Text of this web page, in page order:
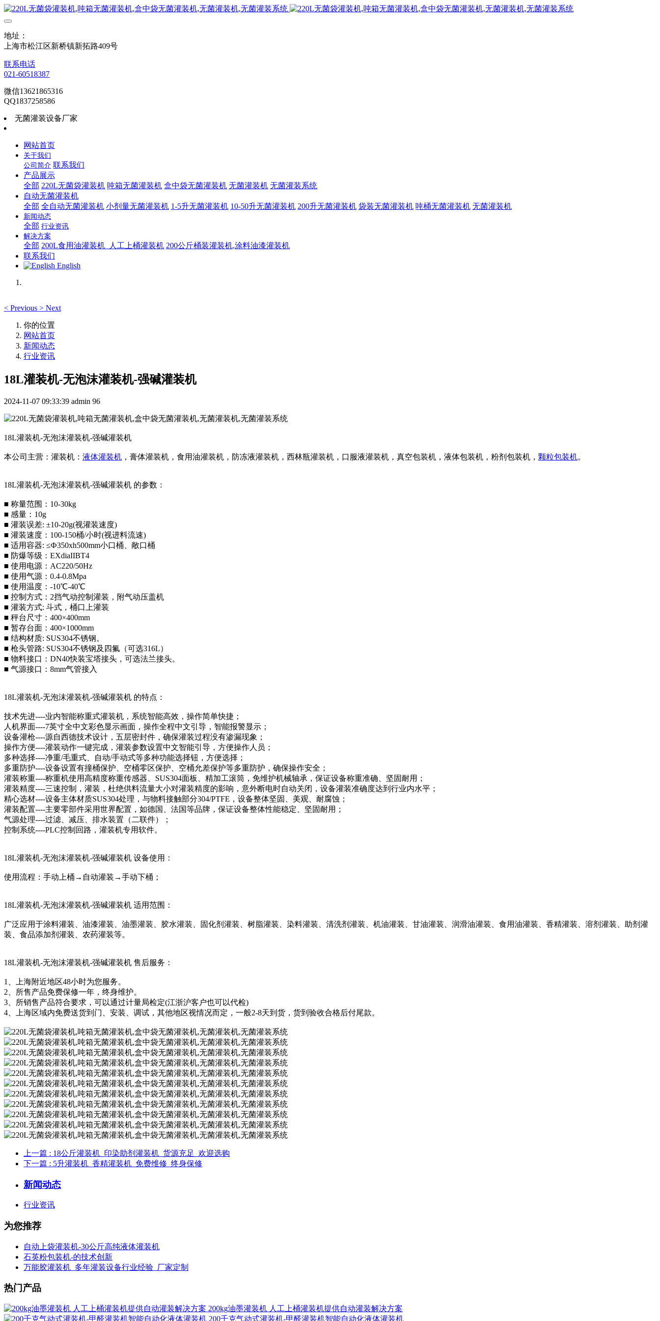
地址：
上海市松江区新桥镇新拓路409号
联系电话
021-60518387
微信13621865316
QQ1837258586
无菌灌装设备厂家
网站首页
关于我们
公司简介 联系我们
产品展示
全部 220L无菌袋灌装机 吨箱无菌灌装机 盒中袋无菌灌装机 无菌灌装机 无菌灌装系统
自动无菌灌装机
全部 全自动无菌灌装机 小剂量无菌灌装机 1-5升无菌灌装机 10-50升无菌灌装机 200升无菌灌装机 袋装无菌灌装机 吨桶无菌灌装机 无菌灌装机
新闻动态
全部 行业资讯
解决方案
全部 200L食用油灌装机_人工上桶灌装机 200公斤桶装灌装机,涂料油漆灌装机
联系我们
English
< Previous > Next
你的位置
网站首页
新闻动态
行业资讯
18L灌装机-无泡沫灌装机-强碱灌装机
2024-11-07 09:33:39 admin 96
18L灌装机-无泡沫灌装机-强碱灌装机
本公司主营：灌装机： 液体灌装机 ，膏体灌装机，食用油灌装机，防冻液灌装机，西林瓶灌装机，口服液灌装机，真空包装机，液体包装机，粉剂包装机， 颗粒包装机。
18L灌装机-无泡沫灌装机-强碱灌装机 的参数：
■ 称量范围：10-30kg
■ 感量：10g
■ 灌装误差: ±10-20g(视灌装速度)
■ 灌装速度：100-150桶/小时(视进料流速)
■ 适用容器: ≤Ф350xh500mm小口桶、敞口桶
■ 防爆等级：EXdiaIIBT4
■ 使用电源：AC220/50Hz
■ 使用气源：0.4-0.8Mpa
■ 使用温度：-10℃-40℃
■ 控制方式：2挡气动控制灌装，附气动压盖机
■ 灌装方式: 斗式，桶口上灌装
■ 秤台尺寸：400×400mm
■ 暂存台面：400×1000mm
■ 结构材质: SUS304不锈钢。
■ 枪头管路: SUS304不锈钢及四氟（可选316L）
■ 物料接口：DN40快装宝塔接头，可选法兰接头。
■ 气源接口：8mm气管接入
18L灌装机-无泡沫灌装机-强碱灌装机 的特点：
技术先进----业内智能称重式灌装机，系统智能高效，操作简单快捷；
人机界面----7英寸全中文彩色显示画面，操作全程中文引导，智能报警显示；
设备灌枪----源自西德技术设计，五层密封件，确保灌装过程没有渗漏现象；
操作方便----灌装动作一键完成，灌装参数设置中文智能引导，方便操作人员；
多种选择----净重/毛重式、自动/手动式等多种功能选择钮，方便选择；
多重防护----设备设置有撞桶保护、空桶零区保护、空桶允差保护等多重防护，确保操作安全；
灌装称重----称重机使用高精度称重传感器、SUS304面板、精加工滚筒，免维护机械轴承，保证设备称重准确、坚固耐用；
灌装精度----三速控制，灌装，杜绝供料流量大小对灌装精度的影响，意外断电时自动关闭，设备灌装准确度达到行业内水平；
精心选材----设备主体材质SUS304处理，与物料接触部分304/PTFE，设备整体坚固、美观、耐腐蚀；
灌装配置----主要零部件采用世界配置，如德国、法国等品牌，保证设备整体性能稳定、坚固耐用；
气源处理----过滤、减压、排水装置（二联件）；
控制系统----PLC控制回路，灌装机专用软件。
18L灌装机-无泡沫灌装机-强碱灌装机 设备使用：
使用流程：手动上桶→自动灌装→手动下桶；
18L灌装机-无泡沫灌装机-强碱灌装机 适用范围：
广泛应用于涂料灌装、油漆灌装、油墨灌装、胶水灌装、固化剂灌装、树脂灌装、染料灌装、清洗剂灌装、机油灌装、甘油灌装、润滑油灌装、食用油灌装、香精灌装、溶剂灌装、助剂灌
装、食品添加剂灌装、农药灌装等。
18L灌装机-无泡沫灌装机-强碱灌装机 售后服务：
1、上海附近地区48小时为您服务。
2、所售产品免费保修一年，终身维护。
3、所销售产品符合要求，可以通过计量局检定(江浙沪客户也可以代检)
4、上海区域内免费送货到门、安装、调试，其他地区视情况而定，一般2-8天到货，货到验收合格后付尾款。
上一篇 : 18公斤灌装机_印染助剂灌装机_货源充足_欢迎选购
下一篇 : 5升灌装机_香精灌装机_免费维修_终身保修
新闻动态
行业资讯
为您推荐
自动上袋灌装机-30公斤高纯液体灌装机
石英粉包装机-的技术创新
万能胶灌装机_多年灌装设备行业经验_厂家定制
热门产品
200kg油墨灌装机 人工上桶灌装机提供自动灌装解决方案
200千克气动式灌装机-甲醛灌装机智能自动化液体灌装机